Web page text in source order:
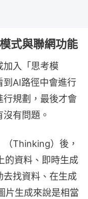
式與聯網功能
加入「思考模
到AI路徑中會進行
規劃，最後才會
有問題。
Thinking）後，
的資料、即時生成
去找資料、在生成
片生成來說是相當